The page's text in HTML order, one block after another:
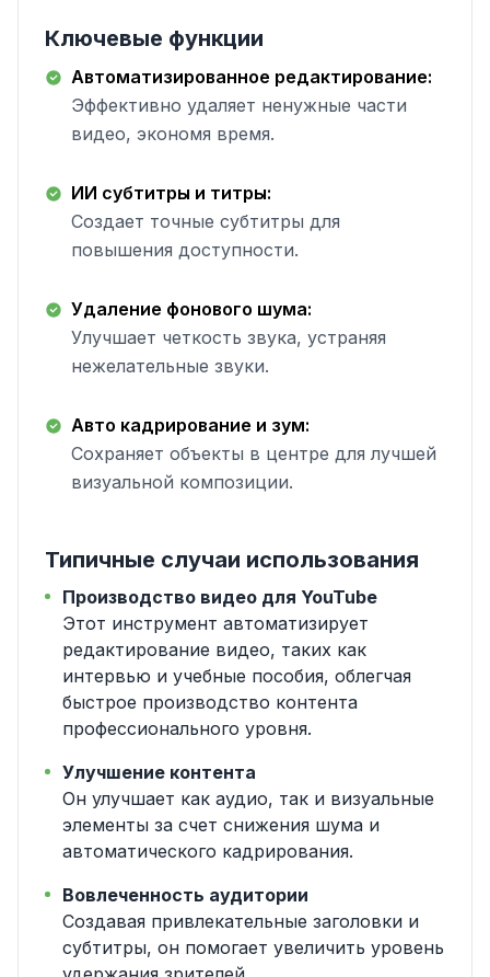
Ключевые функции
Автоматизированное редактирование:
Эффективно удаляет ненужные части
видео, экономя время.
ИИ субтитры и титры:
Создает точные субтитры для
повышения доступности.
Удаление фонового шума:
Улучшает четкость звука, устраняя
нежелательные звуки.
Авто кадрирование и зум:
Сохраняет объекты в центре для лучшей
визуальной композиции.
Типичные случаи использования
Производство видео для YouTube
Этот инструмент автоматизирует
редактирование видео, таких как
интервью и учебные пособия, облегчая
быстрое производство контента
профессионального уровня.
Улучшение контента
Он улучшает как аудио, так и визуальные
элементы за счет снижения шума и
автоматического кадрирования.
Вовлеченность аудитории
Создавая привлекательные заголовки и
субтитры, он помогает увеличить уровень